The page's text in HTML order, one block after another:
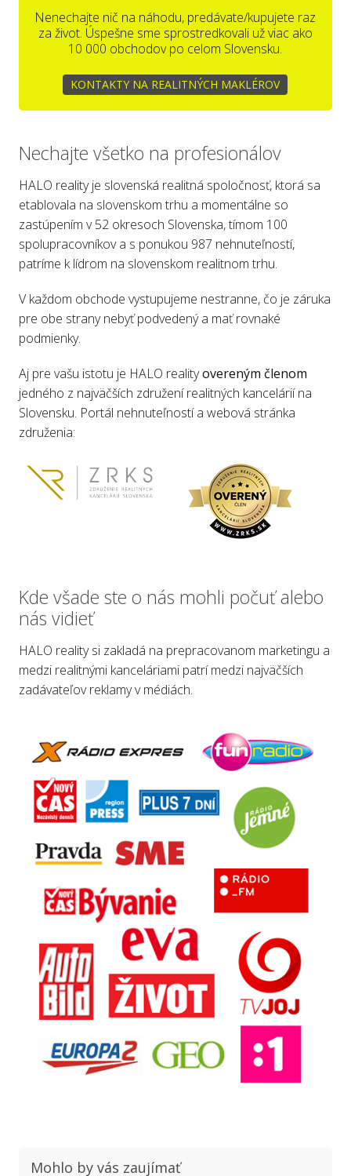
Nenechajte nič na náhodu, predávate/kupujete raz
za život. Úspešne sme sprostredkovali už viac ako
10 000 obchodov po celom Slovensku.
KONTAKTY NA REALITNÝCH MAKLÉROV
Nechajte všetko na profesionálov
HALO reality je slovenská realitná spoločnosť, ktorá sa
etablovala na slovenskom trhu a momentálne so
zastúpením v 52 okresoch Slovenska, tímom 100
spolupracovníkov a s ponukou 987 nehnuteľností,
patríme k lídrom na slovenskom realitnom trhu.
V každom obchode vystupujeme nestranne, čo je záruka
pre obe strany nebyť podvedený a mať rovnaké
podmienky.
Aj pre vašu istotu je HALO realityovereným členom
jedného z najväčších združení realitných kancelárií na
Slovensku. Portál nehnuteľností a webová stránka
združenia:
Kde všade ste o nás mohli počuť alebo
nás vidieť
HALO reality si zakladá na prepracovanom marketingu a
medzi realitnými kanceláriami patrí medzi najväčších
zadávateľov reklamy v médiách.
Mohlo by vás zaujímať